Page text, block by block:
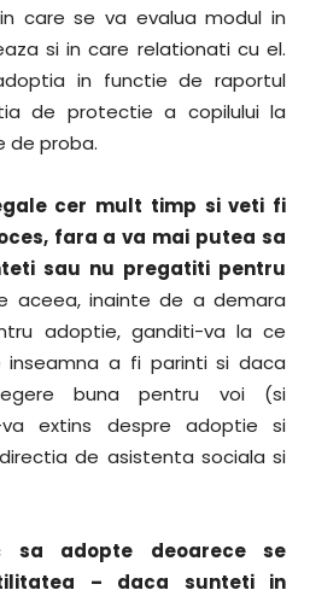
care se va evalua modul in
si in care relationati cu el.
in functie de raportul
de protectie a copilului la
de proba.
cer mult timp si veti fi
fara a va mai putea sa
sau nu pregatiti pentru
aceea, inainte de a demara
adoptie, ganditi-va la ce
inseamna a fi parinti si daca
buna pentru voi (si
va extins despre adoptie si
de asistenta sociala si
sa adopte deoarece se
– daca sunteti in